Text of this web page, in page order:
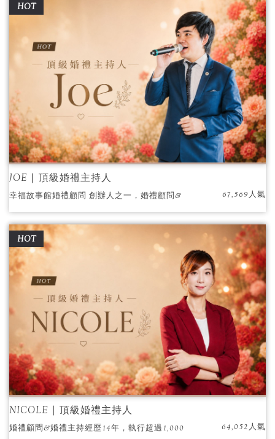
持，倍受新人推薦好評。
HOT
JOE ∣ 頂級婚禮主持人
幸福故事館婚禮顧問 創辦人之一，婚禮顧問&
禮。擁有媒體採訪、舞台劇、戲劇、配音資
歷，倍受新人推薦與好評。
67,569人氣
HOT
NICOLE ∣ 頂級婚禮主持人
婚禮顧問&婚禮主持經歷14年，執行超過1,000
64,052人氣